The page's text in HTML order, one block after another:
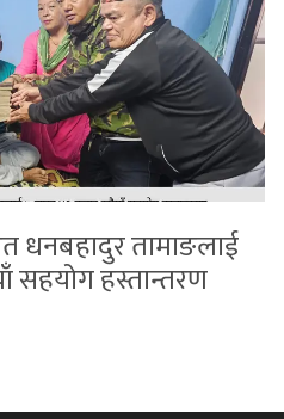
धनबहादुर तामाङलाई
सहयोग हस्तान्तरण